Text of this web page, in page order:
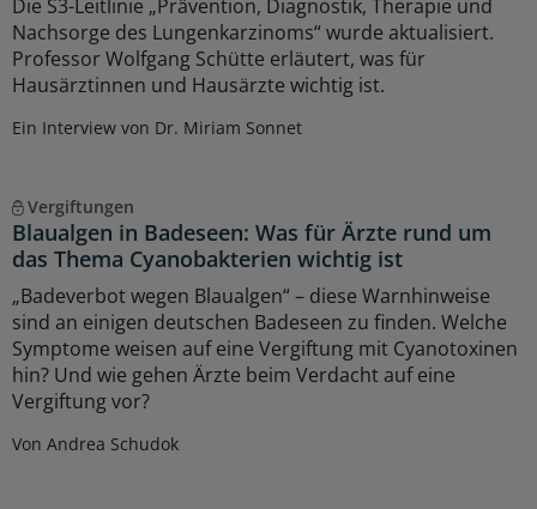
Die S3-Leitlinie „Prävention, Diagnostik, Therapie und
Nachsorge des Lungenkarzinoms“ wurde aktualisiert.
Professor Wolfgang Schütte erläutert, was für
Hausärztinnen und Hausärzte wichtig ist.
Ein Interview von Dr. Miriam Sonnet
Vergiftungen
Blaualgen in Badeseen: Was für Ärzte rund um
das Thema Cyanobakterien wichtig ist
„Badeverbot wegen Blaualgen“ – diese Warnhinweise
sind an einigen deutschen Badeseen zu finden. Welche
Symptome weisen auf eine Vergiftung mit Cyanotoxinen
hin? Und wie gehen Ärzte beim Verdacht auf eine
Vergiftung vor?
Von Andrea Schudok